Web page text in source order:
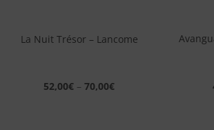
La Nuit Trésor – Lancome
52,00€ – 70,00€